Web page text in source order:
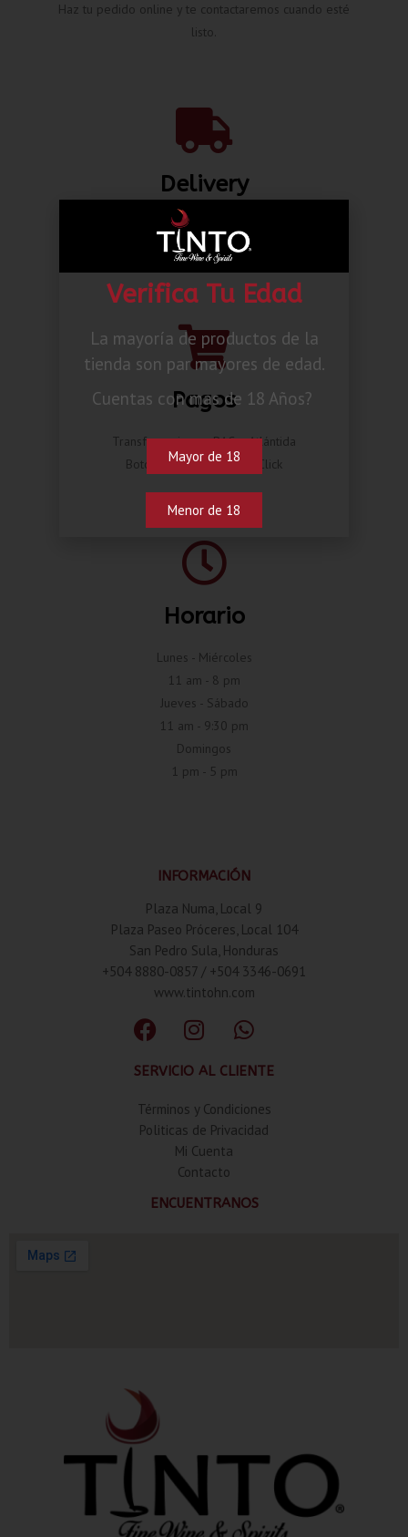
Haz tu pedido online y te contactaremos cuando esté
listo.
Delivery
Envíos nacionales hasta la puerta de tu casa desde L.
80.00*
Pagos
Transferencia por BAC o Atlántida
Botón de pago Compra Click
Horario
Lunes - Miércoles
11 am - 8 pm
Jueves - Sábado
11 am - 9:30 pm
Domingos
1 pm - 5 pm
INFORMACIÓN
Plaza Numa, Local 9
Plaza Paseo Próceres, Local 104
San Pedro Sula, Honduras
+504 8880-0857 / +504 3346-0691
www.tintohn.com
SERVICIO AL CLIENTE
Términos y Condiciones
Politicas de Privacidad
Mi Cuenta
Contacto
ENCUENTRANOS
Verifica Tu Edad
La mayoría de productos de la
tienda son par mayores de edad.
Cuentas con mas de 18 Años?
Mayor de 18
Menor de 18